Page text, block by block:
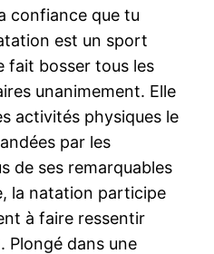
confiance que tu
est un sport
fait bosser tous les
unanimement. Elle
activités physiques le
par les
de ses remarquables
la natation participe
à faire ressentir
Plongé dans une